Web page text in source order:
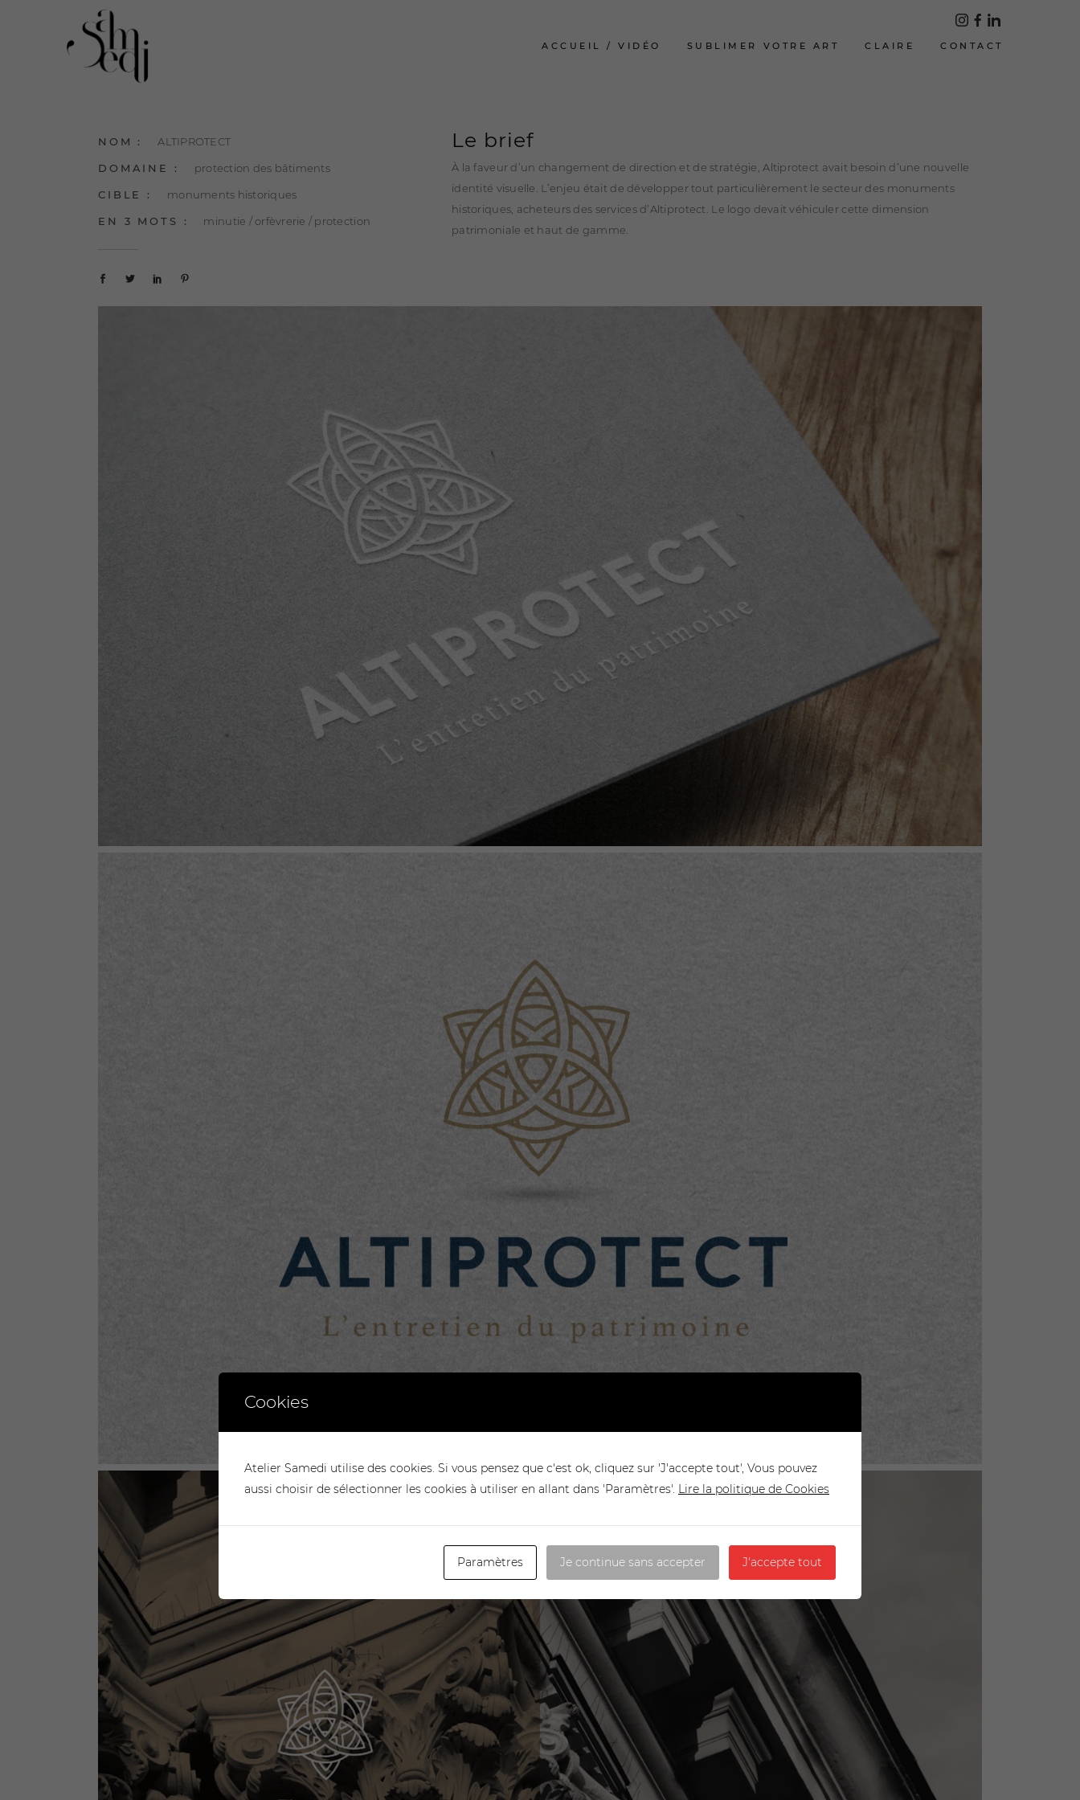
ACCUEIL / VIDÉO SUBLIMER VOTRE ART CLAIRE CONTACT
NOM : ALTIPROTECT
DOMAINE : protection des bâtiments
CIBLE : monuments historiques
EN 3 MOTS : minutie / orfèvrerie / protection
Le brief
À la faveur d’un changement de direction et de stratégie, Altiprotect avait besoin d’une nouvelle
identité visuelle. L’enjeu était de développer tout particulièrement le secteur des monuments
historiques, acheteurs des services d’Altiprotect. Le logo devait véhiculer cette dimension
patrimoniale et haut de gamme.
Cookies
Atelier Samedi utilise des cookies. Si vous pensez que c'est ok, cliquez sur 'J'accepte tout', Vous pouvez
aussi choisir de sélectionner les cookies à utiliser en allant dans 'Paramètres'. Lire la politique de Cookies
Paramètres Je continue sans accepter J'accepte tout